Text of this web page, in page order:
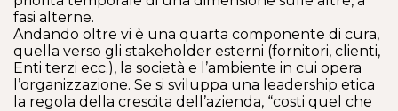
fasi alterne.
Andando oltre vi è una quarta componente di cura,
quella verso gli stakeholder esterni (fornitori, clienti,
Enti terzi ecc.), la società e l’ambiente in cui opera
l’organizzazione. Se si sviluppa una leadership etica
la regola della crescita dell’azienda, “costi quel che